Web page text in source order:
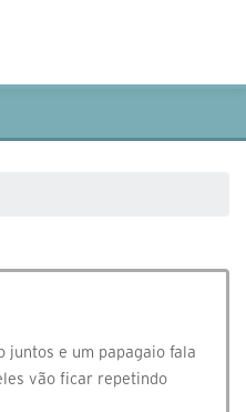
juntos e um papagaio fala
vão ficar repetindo